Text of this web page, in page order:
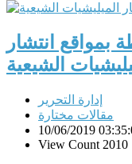
بمواقع انتشار
الشيعية
إدارة التحرير
مقالات مختارة
View Count 2010